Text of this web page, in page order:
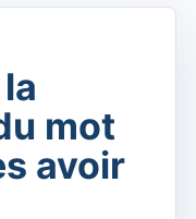
mot
avoir